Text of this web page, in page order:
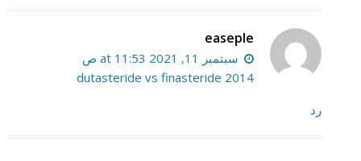
easeple
سبتمبر 11, 2021 at 11:53 ص
dutasteride vs finasteride 2014
رد